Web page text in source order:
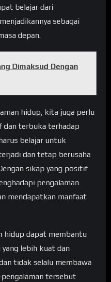
belajar dari
sebagai
depan.
Dimaksud Dengan
hidup, kita juga perlu
dan terbuka terhadap
belajar untuk
dan tetap berusaha
sikap yang positif
pengalaman
mendapatkan manfaat
hidup dapat membantu
lebih kuat dan
tidak selalu membawa
tersebut